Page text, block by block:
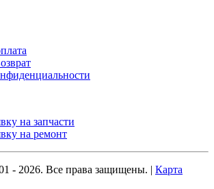
на запчасти
на ремонт
- 2026. Все права защищены. | Карта